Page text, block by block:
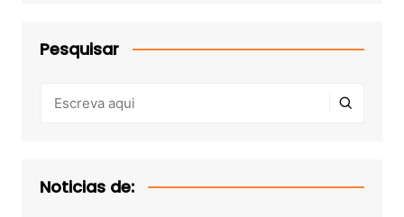
Pesquisar
Noticias de: